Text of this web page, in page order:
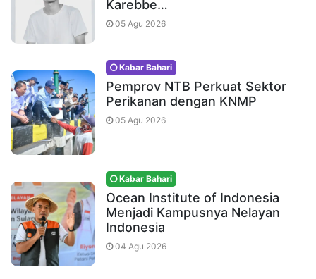
Karebbe…
05 Agu 2026
Kabar Bahari
Pemprov NTB Perkuat Sektor
Perikanan dengan KNMP
05 Agu 2026
Kabar Bahari
Ocean Institute of Indonesia
Menjadi Kampusnya Nelayan
Indonesia
04 Agu 2026